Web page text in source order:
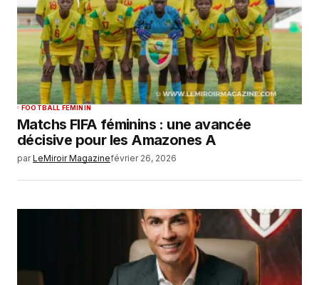
FOOTBALL FEMININ
Matchs FIFA féminins : une avancée
décisive pour les Amazones A
par LeMiroir Magazinefévrier 26, 2026